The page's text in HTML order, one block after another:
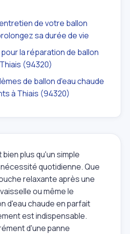
de votre ballon
sa durée de vie
la réparation de ballon
(94320)
de ballon d'eau chaude
à Thiais (94320)
plus qu'un simple
quotidienne. Que
relaxante après une
ou même le
d'eau chaude en parfait
est indispensable.
d'une panne